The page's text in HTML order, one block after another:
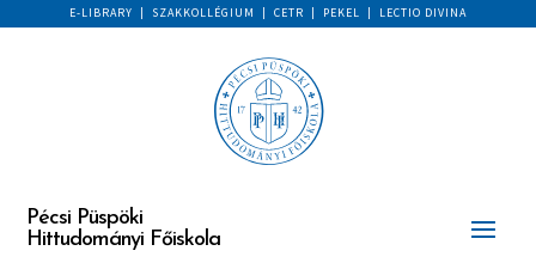
E-LIBRARY | SZAKKOLLÉGIUM | CETR | PEKEL | LECTIO DIVINA
Pécsi Püspöki
Hittudományi Főiskola